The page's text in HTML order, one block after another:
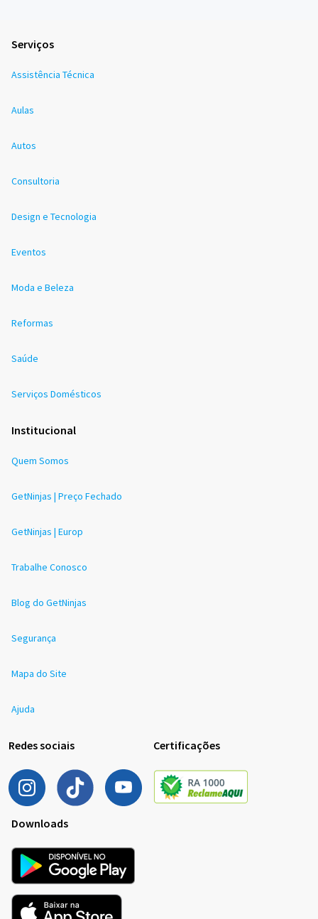
Serviços
Assistência Técnica
Aulas
Autos
Consultoria
Design e Tecnologia
Eventos
Moda e Beleza
Reformas
Saúde
Serviços Domésticos
Institucional
Quem Somos
GetNinjas | Preço Fechado
GetNinjas | Europ
Trabalhe Conosco
Blog do GetNinjas
Segurança
Mapa do Site
Ajuda
Redes sociais Certificações
Downloads